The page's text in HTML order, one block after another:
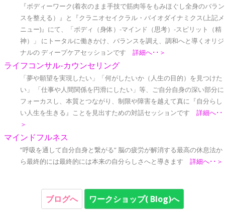
『ボディーワーク(着衣のまま手技で筋肉等をもみほぐし全身のバラン
スを整える）』と『クラニオセイクラル・バイオダイナミクス(上記メ
ニュー)』にて、「ボディ（身体）-マインド（思考）-スピリット（精
神）」 にトータルに働きかけ、バランスを調え、調和へと導くオリジ
ナルの ディープケアセッションです 詳細へ･･＞
ライフコンサル-カウンセリング
「夢や願望を実現したい」「何がしたいか（人生の目的）を見つけた
い」 「仕事や人間関係を円滑にしたい」等、ご自分自身の深い部分に
フォーカスし、本質とつながり、制限や障害を越えて真に『自分らし
い人生を生きる』ことを見出すための対話セッションです 詳細へ･･
＞
マインドフルネス
”呼吸を通して自分自身と繋がる” 脳の疲労が解消する最高の休息法か
ら最終的には最終的には本来の自分らしさへと導きます 詳細へ･･＞
ブログへ ワークショップ( Blog)へ